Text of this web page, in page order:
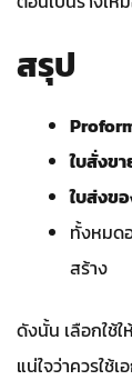
สรุป
ใบสั่งข
ใบส่งข
ทั้งหมด
สร้าง
ดังนั้น เลือกใช้
แน่ใจว่าควรใช้